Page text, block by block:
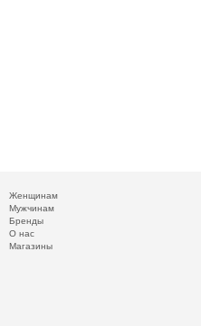
Женщинам
Мужчинам
Бренды
О нас
Магазины